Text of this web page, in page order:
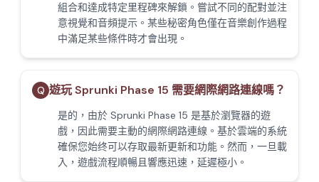
組合和達成特定里程碑來解鎖。嘗試不同的配對並注
意視覺和音頻提示。某些秘密角色僅在音樂創作過程
中滿足某些條件時才會出現。
Q 遊玩 Sprunki Phase 15 需要網際網路連線嗎？
是的，由於 Sprunki Phase 15 是基於瀏覽器的遊
戲，因此需要主動的網際網路連線。基於雲端的系統
確保您始终可以存取最新更新和功能。然而，一旦載
入，遊戲流程順暢且響應迅速，延遲極小。